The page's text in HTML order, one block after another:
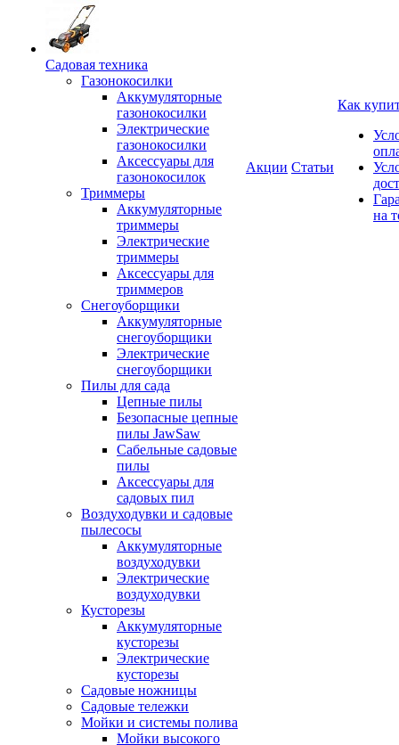
Садовая техника
Газонокосилки
Аккумуляторные
газонокосилки
Электрические
газонокосилки
Аксессуары для
газонокосилок
Триммеры
Аккумуляторные
триммеры
Электрические
триммеры
Аксессуары для
триммеров
Снегоуборщики
Аккумуляторные
снегоуборщики
Электрические
снегоуборщики
Пилы для сада
Цепные пилы
Безопасные цепные
пилы JawSaw
Сабельные садовые
пилы
Аксессуары для
садовых пил
Воздуходувки и садовые
пылесосы
Аккумуляторные
воздуходувки
Электрические
воздуходувки
Кусторезы
Аккумуляторные
кусторезы
Электрические
кусторезы
Садовые ножницы
Садовые тележки
Мойки и системы полива
Мойки высокого
Акции Статьи
Как
на